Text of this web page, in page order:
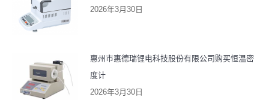
2026年3月30日
惠州市惠德瑞锂电科技股份有限公司购买恒温密
度计
2026年3月30日